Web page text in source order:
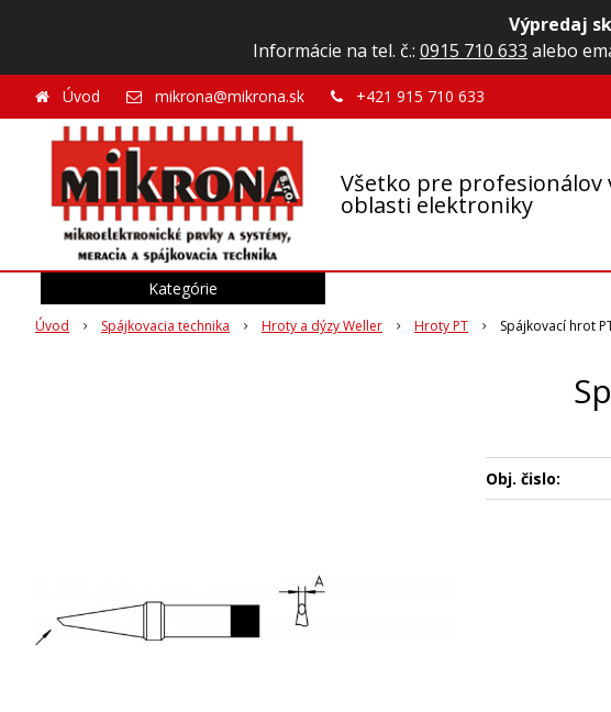
Výpredaj
Informácie na tel. č.: 0915 710 633 alebo
Všetko pre profesionálov
oblasti elektroniky
Úvod mikrona@mikrona.sk +421 915 710 633
Úvod Spájkovacia technika Hroty a dýzy Weller Hroty PT Spájkovací hrot
Obj. čislo:
Kategórie